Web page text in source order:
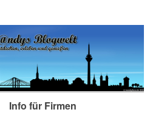
Info für Firmen